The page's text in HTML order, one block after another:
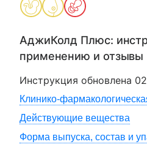
АджиКолд Плюс:
применению и отзывы
Инструкция обновлена
Клинико-
Действующие вещества
Форма выпуска, состав и